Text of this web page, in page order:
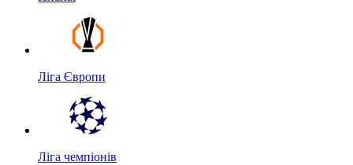
Ліга Європи
Ліга чемпіонів